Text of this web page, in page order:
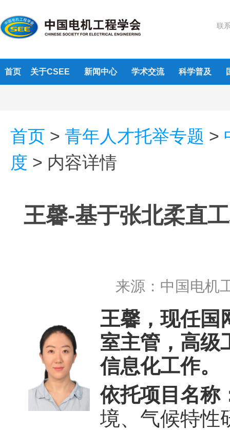
联
首页 关于CSEE 新闻中心 学术交流 科学普及
首页 > 青年人才托举专题 >
度 > 内容详情
王馨-基于张北柔直
来源： 中国电机
王馨，现任国
室主管，高级
信息化工作。
依托项目名称
境、气候特性